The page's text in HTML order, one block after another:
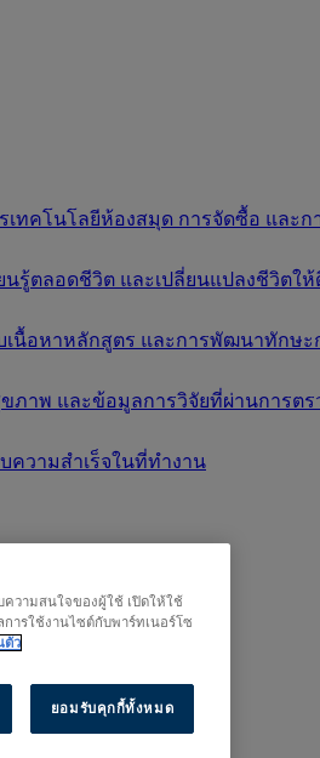
เทคโนโลยีห้องสมุด การจัดซื้อ และ
รู้ตลอดชีวิต และเปลี่ยนแปลงชีวิตใ
เนื้อหาหลักสูตร และการพัฒนาทักษะ
าพ และข้อมูลการวิจัยที่ผ่านการตร
ความสำเร็จในที่ทำงาน
ความสนใจของผู้ใช้ เปิดให้ใช้
ารใช้งานไซต์กับพาร์ทเนอร์โซ
ตัว
ยอมรับคุกกี้ทั้งหมด